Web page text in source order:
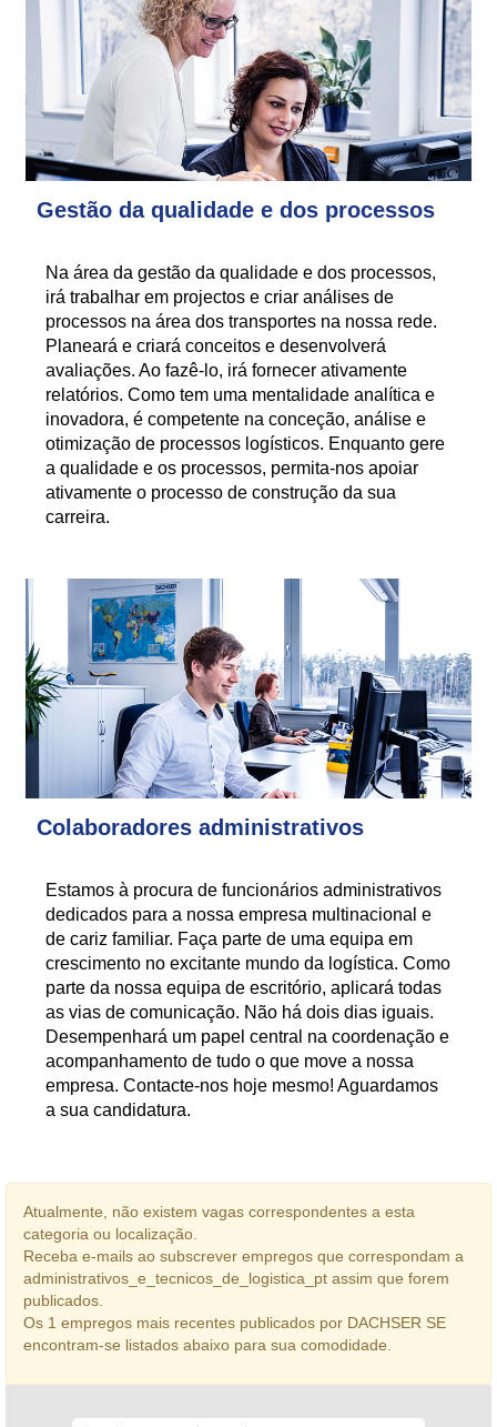
Gestão da qualidade e dos processos
Na área da gestão da qualidade e dos processos,
irá trabalhar em projectos e criar análises de
processos na área dos transportes na nossa rede.
Planeará e criará conceitos e desenvolverá
avaliações. Ao fazê-lo, irá fornecer ativamente
relatórios. Como tem uma mentalidade analítica e
inovadora, é competente na conceção, análise e
otimização de processos logísticos. Enquanto gere
a qualidade e os processos, permita-nos apoiar
ativamente o processo de construção da sua
carreira.
Colaboradores administrativos
Estamos à procura de funcionários administrativos
dedicados para a nossa empresa multinacional e
de cariz familiar. Faça parte de uma equipa em
crescimento no excitante mundo da logística. Como
parte da nossa equipa de escritório, aplicará todas
as vias de comunicação. Não há dois dias iguais.
Desempenhará um papel central na coordenação e
acompanhamento de tudo o que move a nossa
empresa. Contacte-nos hoje mesmo! Aguardamos
a sua candidatura.
Atualmente, não existem vagas correspondentes a esta
categoria ou localização.
Receba e-mails ao subscrever empregos que correspondam a
administrativos_e_tecnicos_de_logistica_pt assim que forem
publicados.
Os 1 empregos mais recentes publicados por DACHSER SE
encontram-se listados abaixo para sua comodidade.